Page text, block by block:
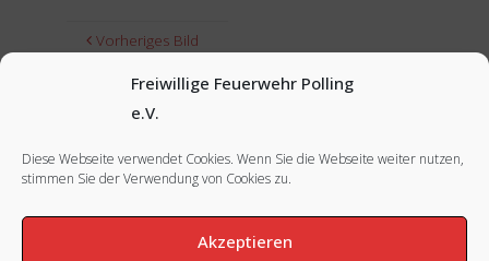
Freiwillige Feuerwehr Polling
e.V.
Diese Webseite verwendet Cookies. Wenn Sie die Webseite weiter nutzen,
stimmen Sie der Verwendung von Cookies zu.
Akzeptieren
Vorheriges Bild
Nächstes Bild